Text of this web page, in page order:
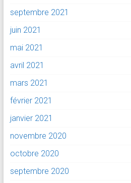
septembre 2021
juin 2021
mai 2021
avril 2021
mars 2021
février 2021
janvier 2021
novembre 2020
octobre 2020
septembre 2020